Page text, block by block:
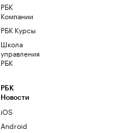
РБК
Компании
РБК Курсы
Школа
управления
РБК
РБК
Новости
iOS
Android